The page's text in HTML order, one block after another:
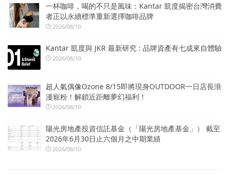
一杯咖啡，喝的不只是風味：Kantar 凱度揭密台灣消費
者正以永續標準重新選擇咖啡品牌
2026/08/10
Kantar 凱度與 JKR 最新研究 : 品牌資產有七成來自體驗
2026/08/10
超人氣偶像Ozone 8/15即將現身OUTDOOR一日店長浪
漫寵粉！解鎖近距離夢幻福利！
2026/08/10
陽光房地產投資信託基金（「陽光房地產基金」） 截至
2026年6月30日止六個月之中期業績
2026/08/10